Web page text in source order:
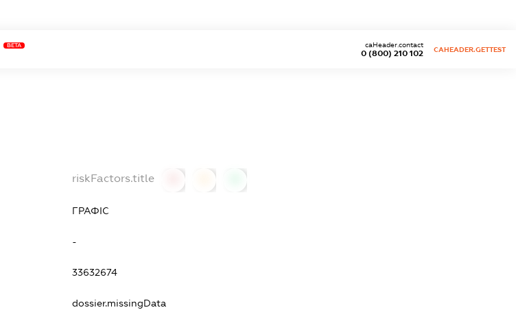
BETA
0 (800) 210 102
caHeader.contact
CAHEADER.GETTEST
riskFactors.title
ГРАФІС
-
33632674
dossier.missingData